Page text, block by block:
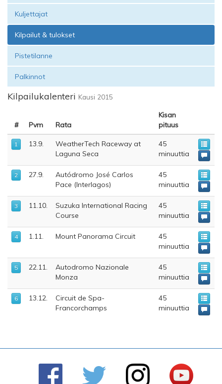
Kuljettajat
Kilpailut & tulokset
Pistetilanne
Palkinnot
Kilpailukalenteri Kausi 2015
# Pvm Rata
Kisan
pituus
1 13.9.
WeatherTech Raceway at
Laguna Seca
45
minuuttia
2 27.9.
Autódromo José Carlos
Pace (Interlagos)
45
minuuttia
3 11.10.
Suzuka International Racing
Course
45
minuuttia
4 1.11. Mount Panorama Circuit
45
minuuttia
5 22.11.
Autodromo Nazionale
Monza
45
minuuttia
6 13.12.
Circuit de Spa-
Francorchamps‎
45
minuuttia